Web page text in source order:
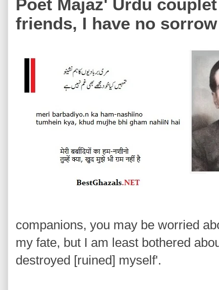
Poet Majaz' Urdu
friends, I have no
companions, you may be worried
my fate, but I am least bothered
destroyed [ruined] myself'.